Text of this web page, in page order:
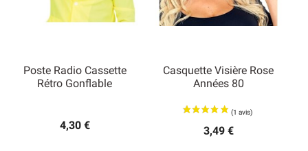
Poste Radio Cassette
Rétro Gonflable
4,30 €
Casquette Visière Rose
Années 80
3,49 €